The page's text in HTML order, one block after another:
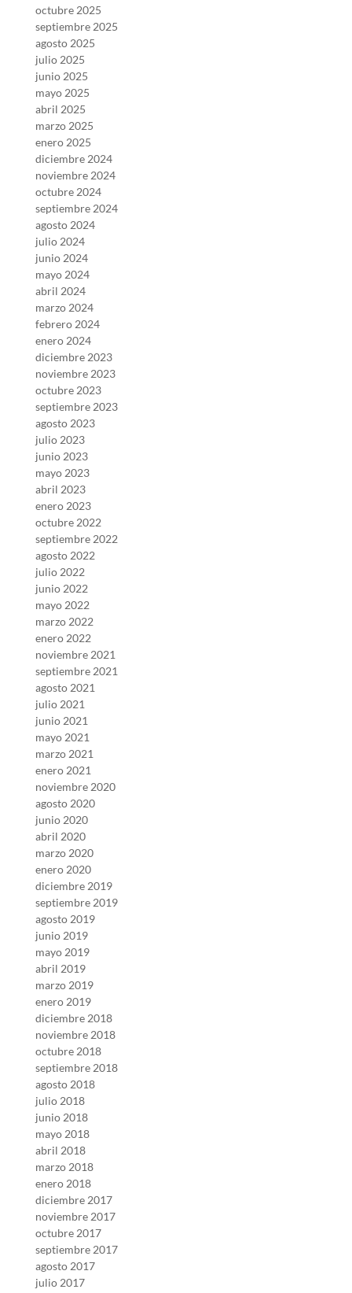
octubre 2025
septiembre 2025
agosto 2025
julio 2025
junio 2025
mayo 2025
abril 2025
marzo 2025
enero 2025
diciembre 2024
noviembre 2024
octubre 2024
septiembre 2024
agosto 2024
julio 2024
junio 2024
mayo 2024
abril 2024
marzo 2024
febrero 2024
enero 2024
diciembre 2023
noviembre 2023
octubre 2023
septiembre 2023
agosto 2023
julio 2023
junio 2023
mayo 2023
abril 2023
enero 2023
octubre 2022
septiembre 2022
agosto 2022
julio 2022
junio 2022
mayo 2022
marzo 2022
enero 2022
noviembre 2021
septiembre 2021
agosto 2021
julio 2021
junio 2021
mayo 2021
marzo 2021
enero 2021
noviembre 2020
agosto 2020
junio 2020
abril 2020
marzo 2020
enero 2020
diciembre 2019
septiembre 2019
agosto 2019
junio 2019
mayo 2019
abril 2019
marzo 2019
enero 2019
diciembre 2018
noviembre 2018
octubre 2018
septiembre 2018
agosto 2018
julio 2018
junio 2018
mayo 2018
abril 2018
marzo 2018
enero 2018
diciembre 2017
noviembre 2017
octubre 2017
septiembre 2017
agosto 2017
julio 2017